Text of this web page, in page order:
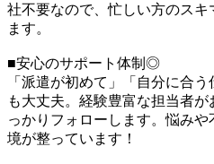
社不要なので、忙しい方のス
ます。
■安心のサポート体制◎
「派遣が初めて」「自分に合
も大丈夫。経験豊富な担当者
っかりフォローします。悩み
境が整っています！